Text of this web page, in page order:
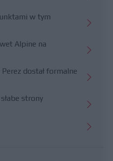
w tym
Alpine na
dostał formalne
strony